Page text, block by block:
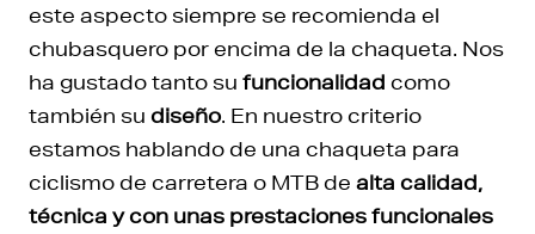
este aspecto siempre se recomienda el
chubasquero por encima de la chaqueta. Nos
ha gustado tanto su funcionalidad como
también su diseño. En nuestro criterio
estamos hablando de una chaqueta para
ciclismo de carretera o MTB de alta calidad,
técnica y con unas prestaciones funcionales